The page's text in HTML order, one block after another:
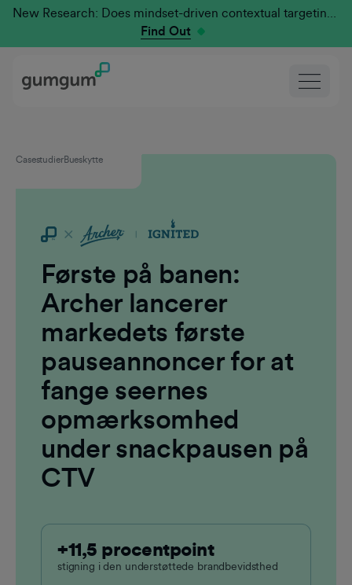
New Research: Does mindset-driven contextual targeting outperform traditional?
Find Out
CasestudierBueskytte
Første på banen:
Archer lancerer
markedets første
pauseannoncer for at
fange seernes
opmærksomhed
under snackpausen på
CTV
stigning i den understøttede brandbevidsthed
+11,5 procentpoint